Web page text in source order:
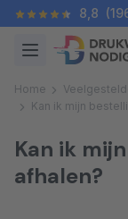
8,8
Home
Kan ik mijn
Kan ik
afhalen?